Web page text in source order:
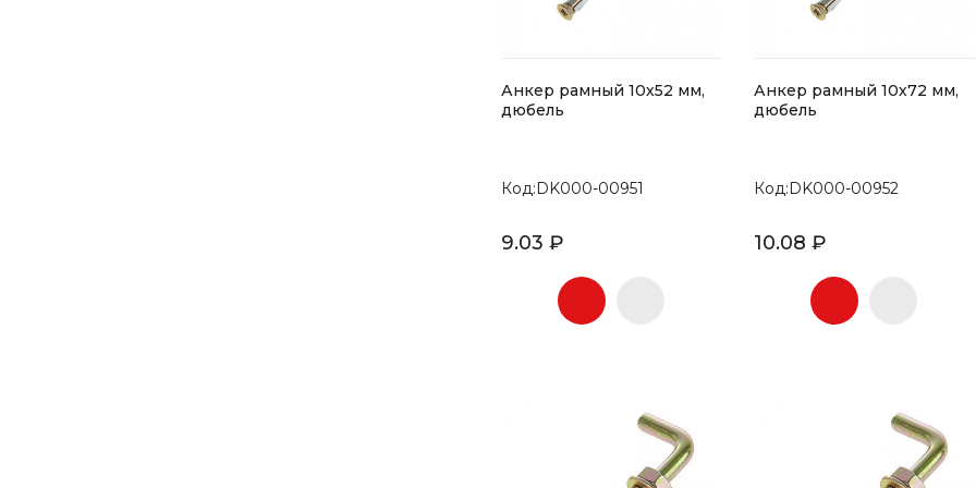
Анкер рамный 10х52 мм,
дюбель
Код:DK000-00951
9.03 ₽
Анкер рамный 10х72 мм,
дюбель
Код:DK000-00952
10.08 ₽